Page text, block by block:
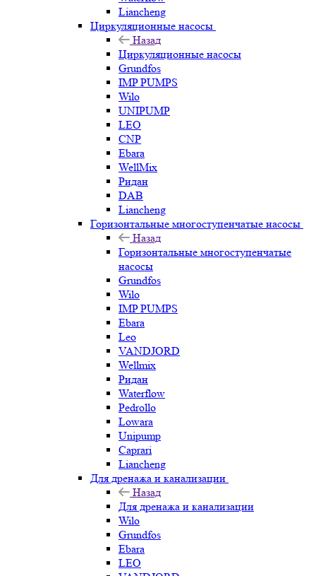
Liancheng
Циркуляционные насосы
Назад
Циркуляционные насосы
Grundfos
IMP PUMPS
Wilo
UNIPUMP
LEO
CNP
Ebara
WellMix
Ридан
DAB
Liancheng
Горизонтальные многоступенчатые насосы
Назад
Горизонтальные многоступенчатые
насосы
Grundfos
Wilo
IMP PUMPS
Ebara
Leo
VANDJORD
Wellmix
Ридан
Waterflow
Pedrollo
Lowara
Unipump
Caprari
Liancheng
Для дренажа и канализации
Назад
Для дренажа и канализации
Wilo
Grundfos
Ebara
LEO